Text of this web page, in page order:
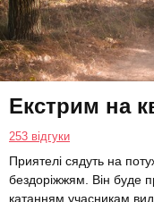
Екстрим на
253 відгуки
Приятелі сядуть на
бездоріжжям. Він буде
катанням учасникам